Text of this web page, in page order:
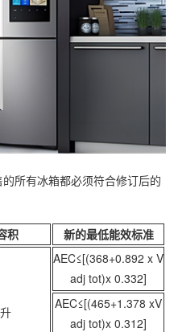
所有冰箱都必须符合修订后的
积 新的最低能效标准
AEC≤[(368+0.892 x V
adj tot)x 0.332]
AEC≤[(465+1.378 xV
adj tot)x 0.312]